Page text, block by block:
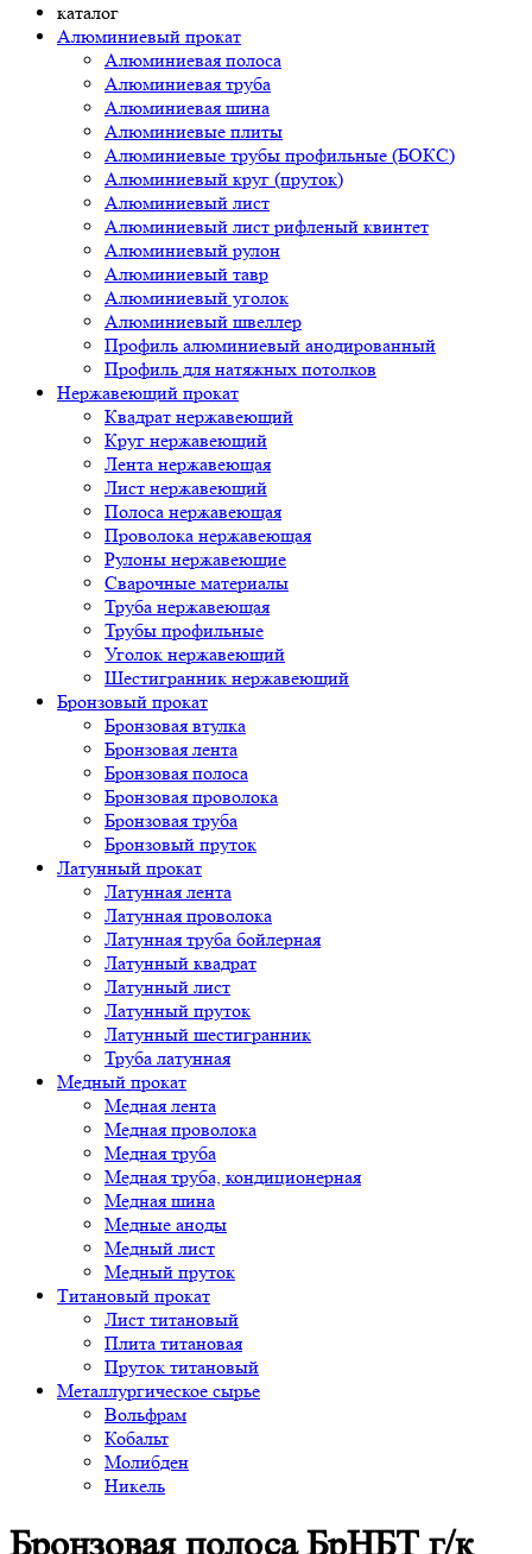
каталог
Алюминиевый прокат
Алюминиевая полоса
Алюминиевая труба
Алюминиевая шина
Алюминиевые плиты
Алюминиевые трубы профильные (БОКС)
Алюминиевый круг (пруток)
Алюминиевый лист
Алюминиевый лист рифленый квинтет
Алюминиевый рулон
Алюминиевый тавр
Алюминиевый уголок
Алюминиевый швеллер
Профиль алюминиевый анодированный
Профиль для натяжных потолков
Нержавеющий прокат
Квадрат нержавеющий
Круг нержавеющий
Лента нержавеющая
Лист нержавеющий
Полоса нержавеющая
Проволока нержавеющая
Рулоны нержавеющие
Сварочные материалы
Труба нержавеющая
Трубы профильные
Уголок нержавеющий
Шестигранник нержавеющий
Бронзовый прокат
Бронзовая втулка
Бронзовая лента
Бронзовая полоса
Бронзовая проволока
Бронзовая труба
Бронзовый пруток
Латунный прокат
Латунная лента
Латунная проволока
Латунная труба бойлерная
Латунный квадрат
Латунный лист
Латунный пруток
Латунный шестигранник
Труба латунная
Медный прокат
Медная лента
Медная проволока
Медная труба
Медная труба, кондиционерная
Медная шина
Медные аноды
Медный лист
Медный пруток
Титановый прокат
Лист титановый
Плита титановая
Пруток титановый
Металлургическое сырье
Вольфрам
Кобальт
Молибден
Никель
Бронзовая полоса БрНБТ г/к